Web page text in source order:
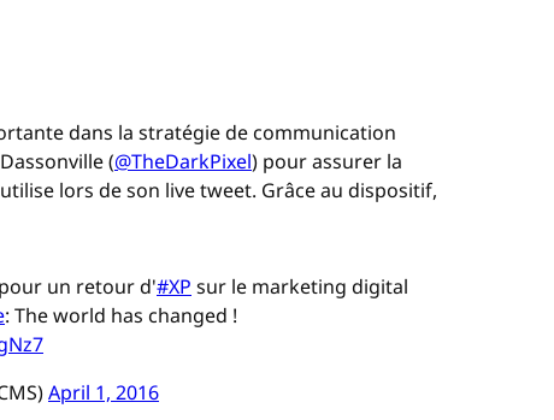
dans la stratégie de communication
(@TheDarkPixel) pour assurer la
lors de son live tweet. Grâce au dispositif,
un retour d'#XP sur le marketing digital
: The world has changed !
April 1, 2016